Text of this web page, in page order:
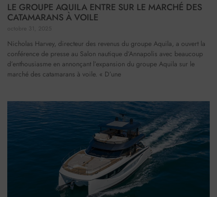
LE GROUPE AQUILA ENTRE SUR LE MARCHÉ DES
CATAMARANS À VOILE
octobre 31, 2025
Nicholas Harvey, directeur des revenus du groupe Aquila, a ouvert la
conférence de presse au Salon nautique d’Annapolis avec beaucoup
d’enthousiasme en annonçant l’expansion du groupe Aquila sur le
marché des catamarans à voile. « D’une